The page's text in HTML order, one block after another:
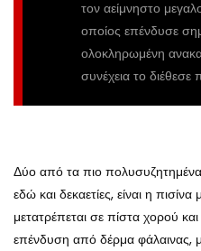
τον αείμνηστο
οποίος επένδυσε
ολοκληρωμένη
συνέχεια το
Δύο από τα πιο
εδώ και δεκαετίες, είναι η
μετατρέπεται σε πίστα χορού
επένδυση από δέρμα φάλαινας,